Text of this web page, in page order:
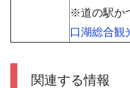
※道の駅か
口湖総合観
関連する情報